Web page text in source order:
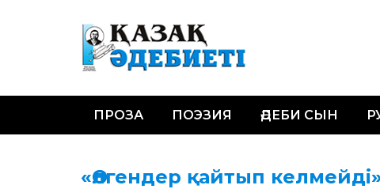
ПРОЗА ПОЭЗИЯ ӘДЕБИ СЫН
«Өлгендер қайтып келмейді»